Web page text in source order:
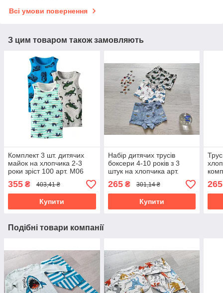
Всі умови повернення
З цим товаром також замовляють
Комплект 3 шт. дитячих
майок на хлопчика 2-3
роки зріст 100 арт. М06
355 ₴ 403,41 ₴
Купити
Набір дитячих трусів
боксери 4-10 років з 3
штук на хлопчика арт.
265₴ 301,14 ₴
Купити
265
Подібні товари компанії